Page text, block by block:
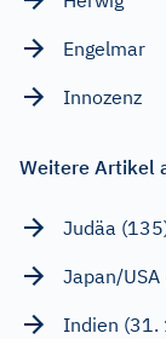
Engelmar
Innozenz
Weitere Artikel
Judäa
Japan/
Indien (31.